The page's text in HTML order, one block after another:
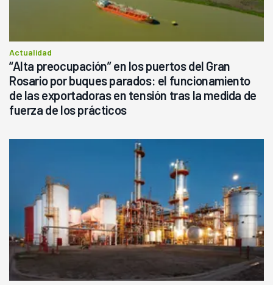
Actualidad
“Alta preocupación” en los puertos del Gran
Rosario por buques parados: el funcionamiento
de las exportadoras en tensión tras la medida de
fuerza de los prácticos